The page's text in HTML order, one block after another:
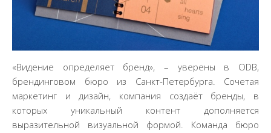
«Видение определяет бренд», – уверены в ODB,
брендинговом бюро из Санкт-Петербурга. Сочетая
маркетинг и дизайн, компания создаёт бренды, в
которых уникальный контент дополняется
выразительной визуальной формой. Команда бюро